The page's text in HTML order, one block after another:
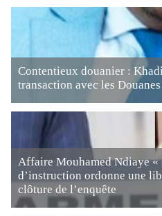
Contentieux douanier :
transaction avec les Douanes
Affaire Mouhamed Ndiaye «
d’instruction ordonne une
clôture de l’enquête